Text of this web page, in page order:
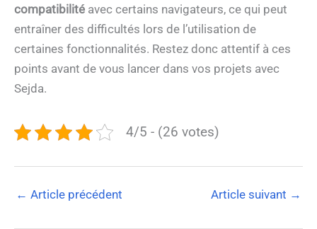
compatibilité avec certains navigateurs, ce qui peut
entraîner des difficultés lors de l’utilisation de
certaines fonctionnalités. Restez donc attentif à ces
points avant de vous lancer dans vos projets avec
Sejda.
4/5 - (26 votes)
← Article précédent Article suivant →